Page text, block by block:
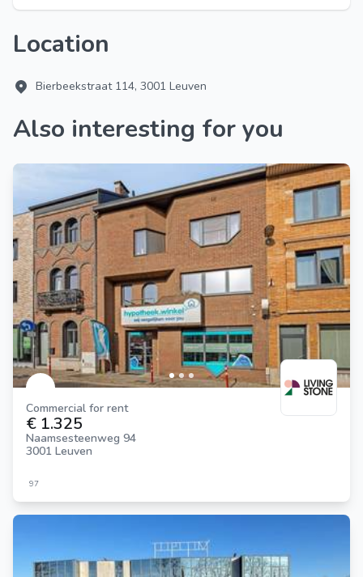
Location
Bierbeekstraat 114, 3001 Leuven
Also interesting for you
Commercial for rent
€ 1.325
Naamsesteenweg 94
3001 Leuven
97